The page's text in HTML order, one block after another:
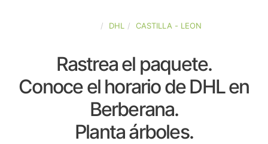
DHL CASTILLA - LEON
Rastrea el paquete.
Conoce el horario de DHL en
Berberana.
Planta árboles.